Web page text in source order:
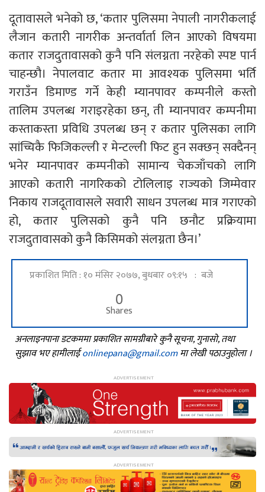
दूतावासले भनेको छ, ‘कतार पुलिसमा नेपाली नागरीकलाई
लैजान कतारी नागरीक अन्तर्वार्ता लिन आएको विषयमा
कतार राजदुतावासको कुनै पनि संलग्नता नरहेको स्पष्ट पार्न
चाहन्छौ। नेपालवाट कतार मा आवश्यक पुलिसमा भर्ति
गराउँन डिमाण्ड गर्ने केही म्यानपावर कम्पनीले कस्तो
तालिम उपलब्ध गराइरहेका छन्, ती म्यानपावर कम्पनीमा
कस्ताकस्ता प्रविधि उपलब्ध छन् र कतार पुलिसका लागि
सांच्चिकै फिजिकल्ली र मेन्टल्ली फिट हुन सक्छन् सक्दैनन्
भनेर म्यानपावर कम्पनीको सामान्य चेकजाँचको लागि
आएको कतारी नागरिकको टोलिलाइ राज्यको जिम्मेवार
निकाय राजदूतावासले सवारी साधन उपलब्ध मात्र गराएको
हो, कतार पुलिसको कुनै पनि छनौट प्रक्रियामा
राजदुतावासको कुनै किसिमको संलग्नता छैन।’
प्रकाशित मिति : १० मंसिर २०७७, बुधबार ०९:१५ : बजे
0
Shares
अनलाइनपाना डटकममा प्रकाशित सामग्रीबारे कुनै सूचना, गुनासो, तथा
सुझाव भए हामीलाईonlinepana@gmail.comमा लेखी पठाउनुहोला ।